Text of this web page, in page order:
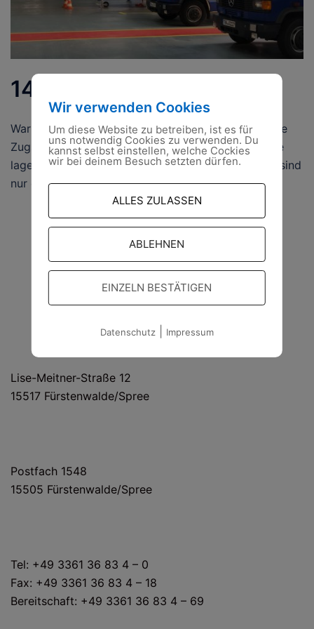
14.10.2021
Warum für THW und Feuerwehr in Fürstenwalde eine
Zugstrecke gebaut wird Wo einst ASP-Schutzzäune
lagerten, sind nun Schienenteile zu entdecken. Sie sind
nur ein Teil […]
HAUS- UND LIEFERANSCHRIFT
Lise-Meitner-Straße 12
15517 Fürstenwalde/Spree
Postfach 1548
15505 Fürstenwalde/Spree
Tel: +49 3361 36 83 4 – 0
Fax: +49 3361 36 83 4 – 18
Bereitschaft: +49 3361 36 83 4 – 69
Wir verwenden Cookies
Um diese Website zu betreiben, ist es für
uns notwendig Cookies zu verwenden. Du
kannst selbst einstellen, welche Cockies
wir bei deinem Besuch setzten dürfen.
ALLES ZULASSEN
ABLEHNEN
EINZELN BESTÄTIGEN
Datenschutz| Impressum